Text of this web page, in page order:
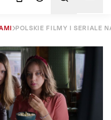
POLSKIE FILMY I SERIALE